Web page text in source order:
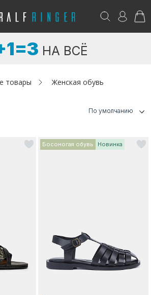
club@ralf.ru
НА ВСЁ
товары Женская обувь
По умолчанию
Босоногая обувь Новинка